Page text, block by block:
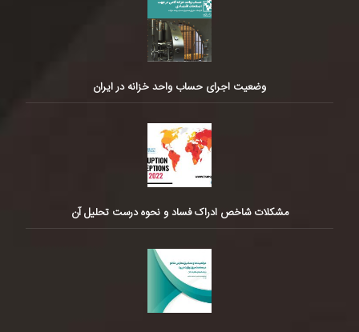
وضعیت اجرای حساب واحد خزانه در ایران
مشکلات شاخص ادراک فساد و نحوه درست تحلیل آن